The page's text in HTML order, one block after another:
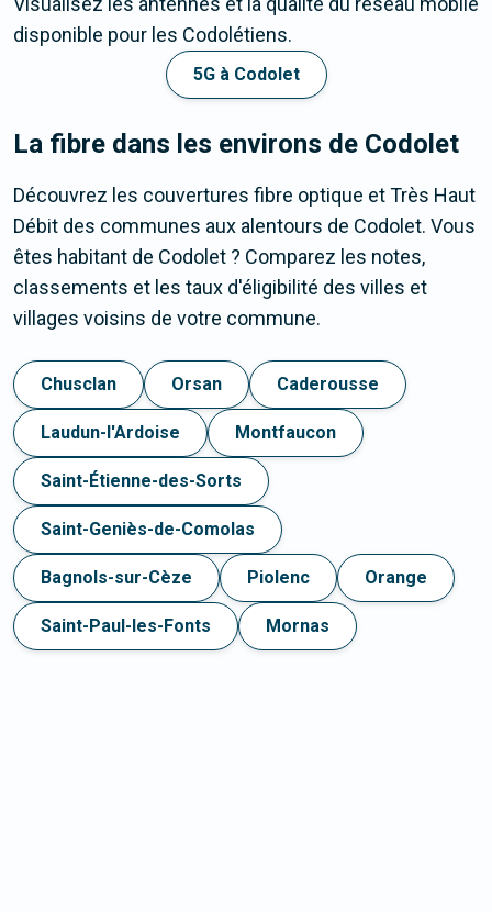
disponible pour les Codolétiens.
5G à Codolet
La fibre dans les environs de Codolet
Découvrez les couvertures fibre optique et Très Haut
Débit des communes aux alentours de Codolet. Vous
êtes habitant de Codolet ? Comparez les notes,
classements et les taux d'éligibilité des villes et
villages voisins de votre commune.
Chusclan Orsan Caderousse
Laudun-l'Ardoise Montfaucon
Saint-Étienne-des-Sorts
Saint-Geniès-de-Comolas
Bagnols-sur-Cèze Piolenc Orange
Saint-Paul-les-Fonts Mornas